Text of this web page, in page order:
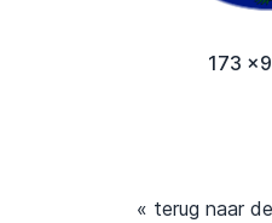
173
« terug naar